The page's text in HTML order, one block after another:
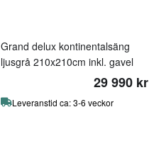
Grand delux kontinentalsäng
ljusgrå 210x210cm inkl. gavel
29 990 kr
Leveranstid ca: 3-6 veckor